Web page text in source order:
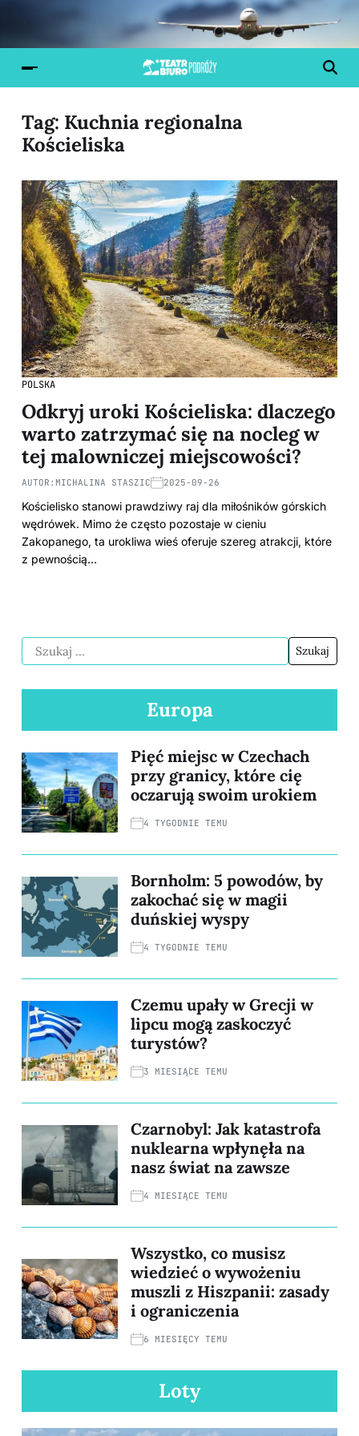
Tag: Kuchnia regionalna
Kościeliska
POLSKA
Odkryj uroki Kościeliska: dlaczego
warto zatrzymać się na nocleg w
tej malowniczej miejscowości?
AUTOR: MICHALINA STASZIC 2025-09-26
Kościelisko stanowi prawdziwy raj dla miłośników górskich
wędrówek. Mimo że często pozostaje w cieniu
Zakopanego, ta urokliwa wieś oferuje szereg atrakcji, które
z pewnością…
Europa
Pięć miejsc w Czechach
przy granicy, które cię
oczarują swoim urokiem
4 TYGODNIE TEMU
Bornholm: 5 powodów, by
zakochać się w magii
duńskiej wyspy
4 TYGODNIE TEMU
Czemu upały w Grecji w
lipcu mogą zaskoczyć
turystów?
3 MIESIĄCE TEMU
Czarnobyl: Jak katastrofa
nuklearna wpłynęła na
nasz świat na zawsze
4 MIESIĄCE TEMU
Wszystko, co musisz
wiedzieć o wywożeniu
muszli z Hiszpanii: zasady
i ograniczenia
6 MIESIĘCY TEMU
Loty